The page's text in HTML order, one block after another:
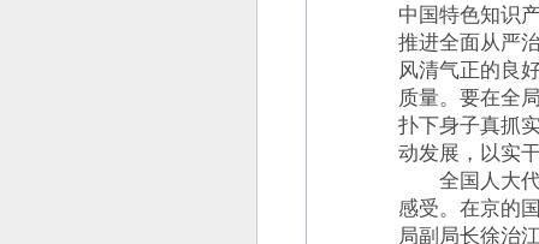
中国特色知识
推进全面从严
风清气正的良
质量。要在全
扑下身子真抓
动发展，以实
全国人大代
感受。在京的
局副局长徐治